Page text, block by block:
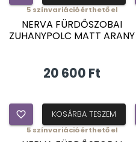
5 színvariáció érthető el
NERVA FÜRDŐSZOBAI
ZUHANYPOLC MATT ARANY
20 600 Ft
favorite_border KOSÁRBA TESZEM
5 színvariáció érthető el